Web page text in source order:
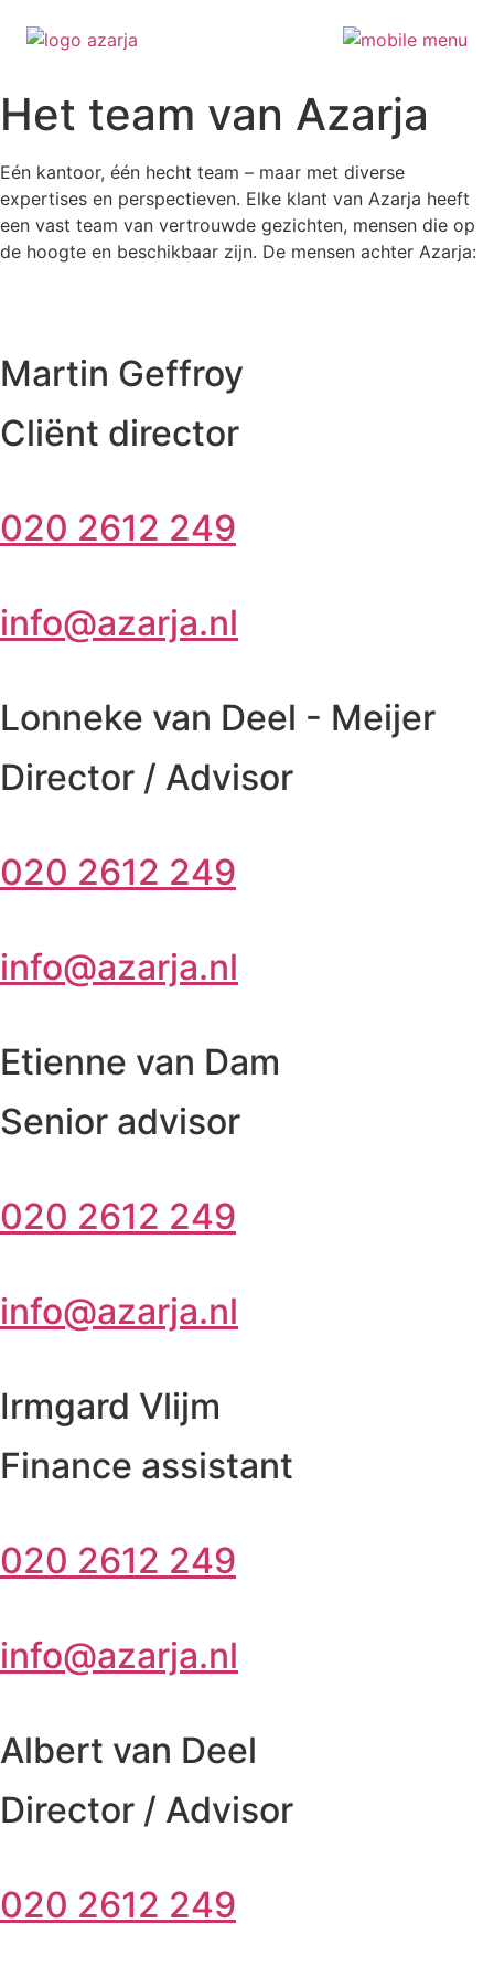
Ga
naar
inhoud
Het team van Azarja
Eén kantoor, één hecht team – maar met diverse
expertises en perspectieven. Elke klant van Azarja heeft
een vast team van vertrouwde gezichten, mensen die op
de hoogte en beschikbaar zijn. De mensen achter Azarja:
Martin Geffroy
Cliënt director
020 2612 249
info@azarja.nl
Lonneke van Deel - Meijer
Director / Advisor
020 2612 249
info@azarja.nl
Etienne van Dam
Senior advisor
020 2612 249
info@azarja.nl
Irmgard Vlijm
Finance assistant
020 2612 249
info@azarja.nl
Albert van Deel
Director / Advisor
020 2612 249